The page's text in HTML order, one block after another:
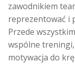
zawodnikiem
reprezentować i
Przede
wspólne
motywacja do